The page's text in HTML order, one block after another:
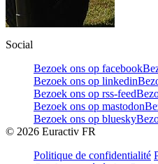
Social
Bezoek ons op facebook
Bezoek ons op linkedin
Bezoek ons op rss-feed
Bezoek ons op mastodon
Bezoek ons op bluesky
© 2026 Euractiv FR
Politique de confidentialité